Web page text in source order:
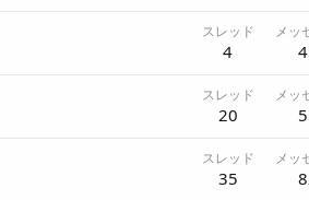
スレッド
4
メッ
スレッド
20
メッ
スレッド
35
メッ